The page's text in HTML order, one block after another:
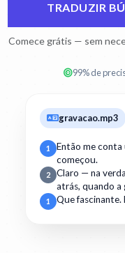
TRADUZIR
Comece grátis — sem
99% de
gravacao.mp3
1
Então me
começou.
2
Claro — na
atrás, quando a
1 Que fascinante.